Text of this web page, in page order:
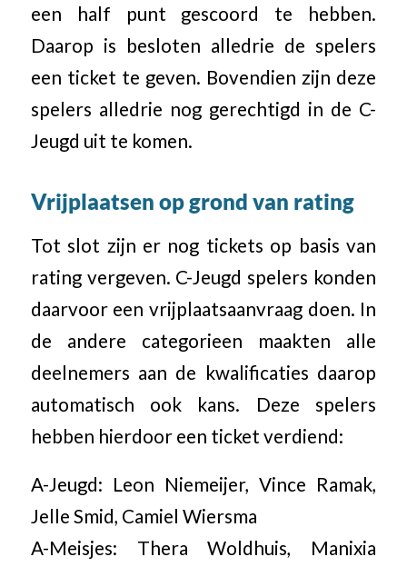
een half punt gescoord te hebben.
Daarop is besloten alledrie de spelers
een ticket te geven. Bovendien zijn deze
spelers alledrie nog gerechtigd in de C-
Jeugd uit te komen.
Vrijplaatsen op grond van rating
Tot slot zijn er nog tickets op basis van
rating vergeven. C-Jeugd spelers konden
daarvoor een vrijplaatsaanvraag doen. In
de andere categorieen maakten alle
deelnemers aan de kwalificaties daarop
automatisch ook kans. Deze spelers
hebben hierdoor een ticket verdiend:
A-Jeugd: Leon Niemeijer, Vince Ramak,
Jelle Smid, Camiel Wiersma
A-Meisjes: Thera Woldhuis, Manixia